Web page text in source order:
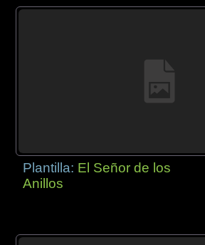
Plantilla: El Señor de los
Anillos